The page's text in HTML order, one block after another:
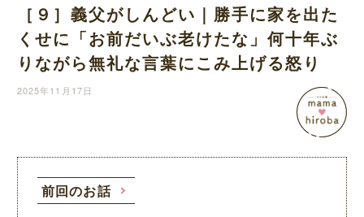
［９］義父がしんどい｜勝手に家を出た
くせに「お前だいぶ老けたな」何十年ぶ
りながら無礼な言葉にこみ上げる怒り
2025年11月17日
前回のお話